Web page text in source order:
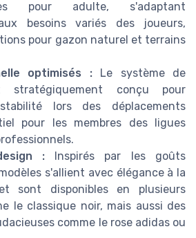
pour adulte, s'adaptant
besoins variés des joueurs,
pour gazon naturel et terrains
optimisés : Le système de
stratégiquement conçu pour
lors des déplacements
pour les membres des ligues
: Inspirés par les goûts
s'allient avec élégance à la
sont disponibles en plusieurs
le classique noir, mais aussi des
comme le rose adidas ou